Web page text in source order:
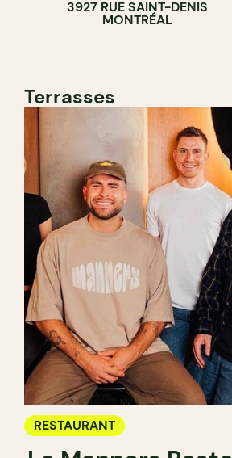
3927 RUE SAINT-DENIS
MONTRÉAL
Terrasses
RESTAURANT